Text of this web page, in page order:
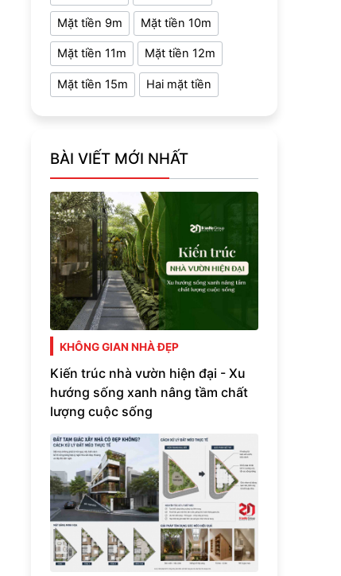
Mặt tiền 9m Mặt tiền 10m
Mặt tiền 11m Mặt tiền 12m
Mặt tiền 15m Hai mặt tiền
BÀI VIẾT MỚI NHẤT
KHÔNG GIAN NHÀ ĐẸP
Kiến trúc nhà vườn hiện đại - Xu
hướng sống xanh nâng tầm chất
lượng cuộc sống